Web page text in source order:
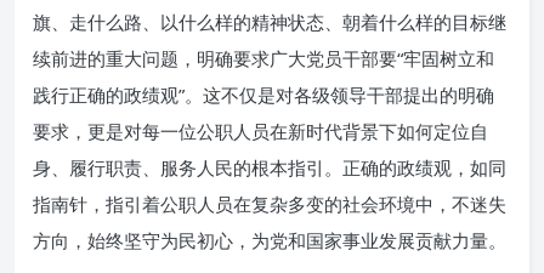
旗、走什么路、以什么样的精神状态、朝着什么样的目标继
续前进的重大问题，明确要求广大党员干部要“牢固树立和
践行正确的政绩观”。这不仅是对各级领导干部提出的明确
要求，更是对每一位公职人员在新时代背景下如何定位自
身、履行职责、服务人民的根本指引。正确的政绩观，如同
指南针，指引着公职人员在复杂多变的社会环境中，不迷失
方向，始终坚守为民初心，为党和国家事业发展贡献力量。